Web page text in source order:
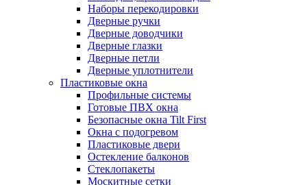
Наборы перекодировки
Дверные ручки
Дверные доводчики
Дверные глазки
Дверные петли
Дверные уплотнители
Пластиковые окна
Профильные системы
Готовые ПВХ окна
Безопасные окна Tilt First
Окна с подогревом
Пластиковые двери
Остекление балконов
Стеклопакеты
Москитные сетки